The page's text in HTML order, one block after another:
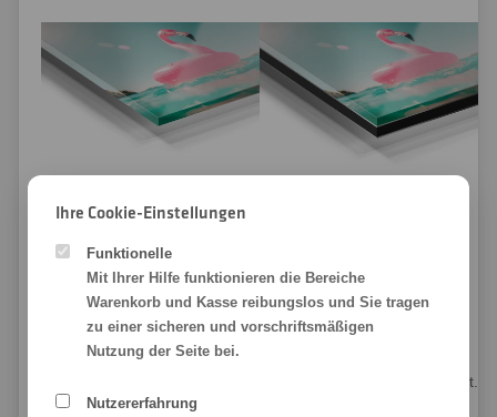
von Fotos hinter Acrylglas!
Bildformate überzeugt das
Acrylglasbild mit reduzierter
und schlichter Optik. Ein
modernes Wandbild in matter
oder glänzender Optik.
So ist unser Acrylglasbild
des Acrylglasbildes zusätzlich
mit einer stabilen 3 mm
starken Dibond-Platte.
hervorragende Biegesteifigkeit.
Ihre Cookie-Einstellungen
Funktionelle
Mit Ihrer Hilfe funktionieren die Bereiche
Warenkorb und Kasse reibungslos und Sie tragen
zu einer sicheren und vorschriftsmäßigen
Nutzung der Seite bei.
Nutzererfahrung